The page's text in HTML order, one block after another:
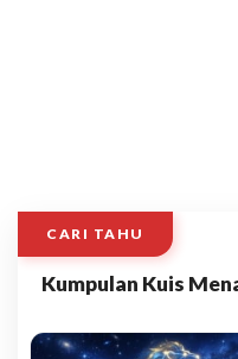
CARI TAHU
Kumpulan Kuis